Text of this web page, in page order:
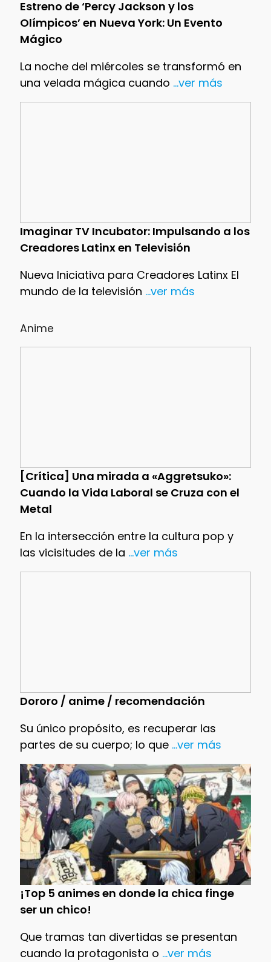
Estreno de ‘Percy Jackson y los
Olímpicos’ en Nueva York: Un Evento
Mágico
La noche del miércoles se transformó en
una velada mágica cuando ...ver más
Imaginar TV Incubator: Impulsando a los
Creadores Latinx en Televisión
Nueva Iniciativa para Creadores Latinx El
mundo de la televisión ...ver más
Anime
[Crítica] Una mirada a «Aggretsuko»:
Cuando la Vida Laboral se Cruza con el
Metal
En la intersección entre la cultura pop y
las vicisitudes de la ...ver más
Dororo / anime / recomendación
Su único propósito, es recuperar las
partes de su cuerpo; lo que...ver más
¡Top 5 animes en donde la chica finge
ser un chico!
Que tramas tan divertidas se presentan
cuando la protagonista o ...ver más